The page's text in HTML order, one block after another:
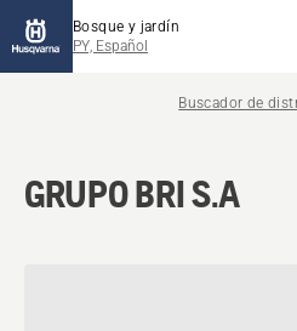
Bosque y jardín
PY, Español
Buscador de
GRUPO BRI S.A